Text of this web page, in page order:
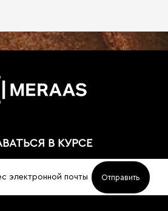
В КУРСЕ